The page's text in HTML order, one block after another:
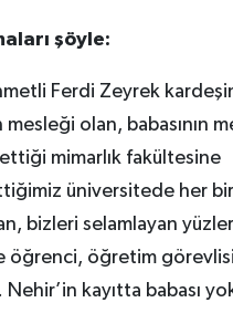
şöyle:
Ferdi Zeyrek
mesleği olan, babasının
mimarlık fakültesine
üniversitede her
bizleri selamlayan
öğrenci, öğretim
Nehir’in kayıtta babası